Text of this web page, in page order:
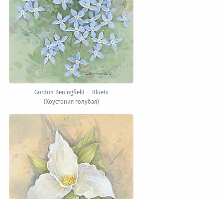
Gordon Beningfield — Bluets
(Хоустония голубая)